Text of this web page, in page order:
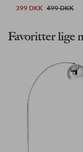
399 DKK 499 DKK
Favoritter lige